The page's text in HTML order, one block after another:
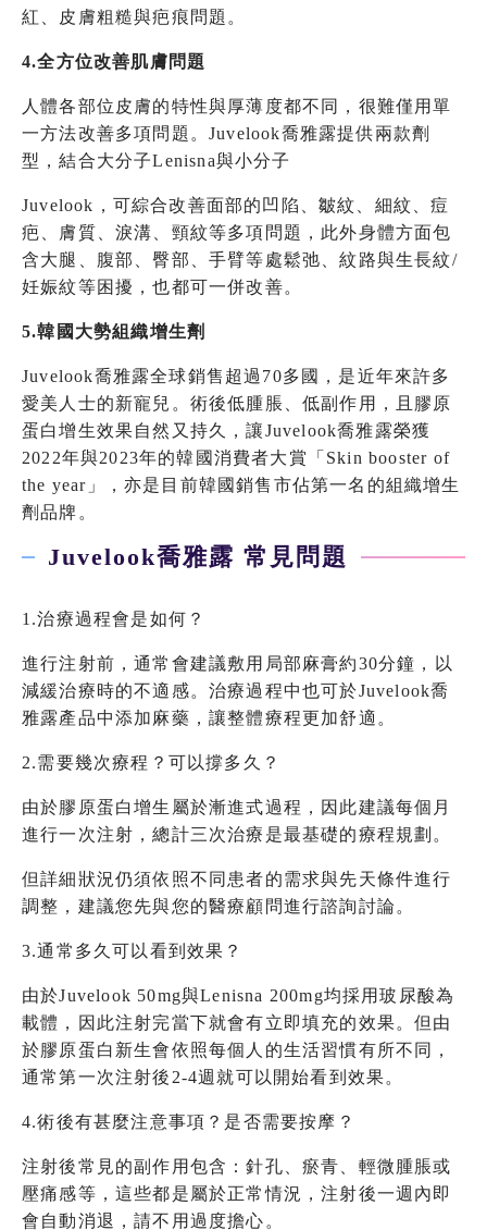
紅、皮膚粗糙與疤痕問題。
4.全方位改善肌膚問題
人體各部位皮膚的特性與厚薄度都不同，很難僅用單
一方法改善多項問題。Juvelook喬雅露提供兩款劑
型，結合大分子Lenisna與小分子
Juvelook，可綜合改善面部的凹陷、皺紋、細紋、痘
疤、膚質、淚溝、頸紋等多項問題，此外身體方面包
含大腿、腹部、臀部、手臂等處鬆弛、紋路與生長紋/
妊娠紋等困擾，也都可一併改善。
5.韓國大勢組織增生劑
Juvelook喬雅露全球銷售超過70多國，是近年來許多
愛美人士的新寵兒。術後低腫脹、低副作用，且膠原
蛋白增生效果自然又持久，讓Juvelook喬雅露榮獲
2022年與2023年的韓國消費者大賞「Skin booster of
the year」，亦是目前韓國銷售市佔第一名的組織增生
劑品牌。
Juvelook喬雅露 常見問題
1.治療過程會是如何？
進行注射前，通常會建議敷用局部麻膏約30分鐘，以
減緩治療時的不適感。治療過程中也可於Juvelook喬
雅露產品中添加麻藥，讓整體療程更加舒適。
2.需要幾次療程？可以撐多久？
由於膠原蛋白增生屬於漸進式過程，因此建議每個月
進行一次注射，總計三次治療是最基礎的療程規劃。
但詳細狀況仍須依照不同患者的需求與先天條件進行
調整，建議您先與您的醫療顧問進行諮詢討論。
3.通常多久可以看到效果？
由於Juvelook 50mg與Lenisna 200mg均採用玻尿酸為
載體，因此注射完當下就會有立即填充的效果。但由
於膠原蛋白新生會依照每個人的生活習慣有所不同，
通常第一次注射後2-4週就可以開始看到效果。
4.術後有甚麼注意事項？是否需要按摩？
注射後常見的副作用包含：針孔、瘀青、輕微腫脹或
壓痛感等，這些都是屬於正常情況，注射後一週內即
會自動消退，請不用過度擔心。